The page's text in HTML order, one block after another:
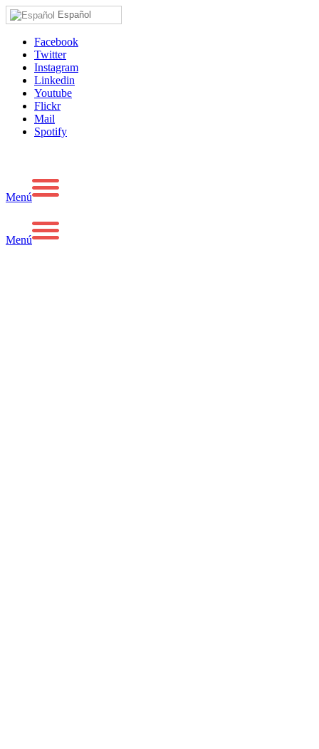
Español
Facebook
Twitter
Instagram
Linkedin
Youtube
Flickr
Mail
Spotify
Menú
Menú